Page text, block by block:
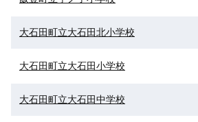
大石田町立大石田北小学校
大石田町立大石田小学校
大石田町立大石田中学校